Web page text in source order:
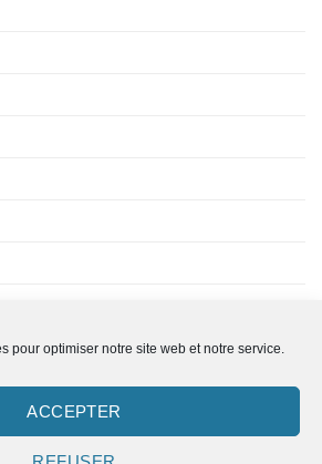
pour optimiser notre site web et notre service.
ACCEPTER